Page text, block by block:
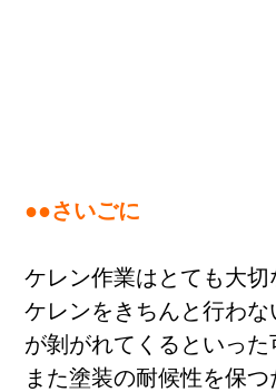
●●さいごに
ケレン作業はとても大切
ケレンをきちんと行わ
が剝がれてくるといった
また塗装の耐候性を保